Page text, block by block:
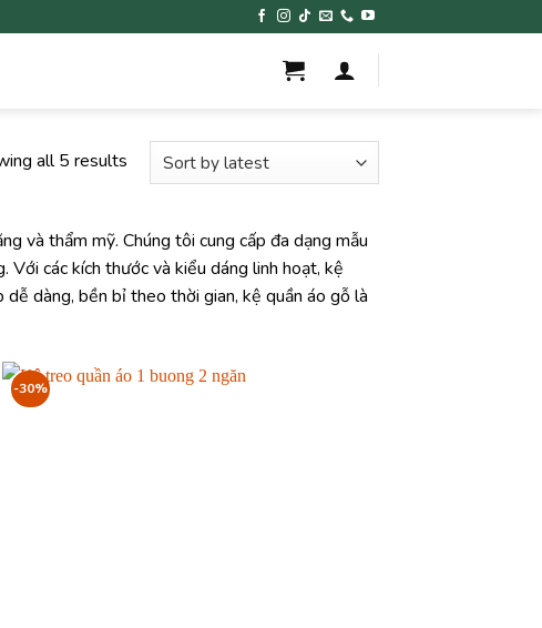
all 5 results
và thẩm mỹ. Chúng tôi cung cấp đa dạng mẫu
các kích thước và kiểu dáng linh hoạt, kệ
dàng, bền bỉ theo thời gian, kệ quần áo gỗ là
-30%